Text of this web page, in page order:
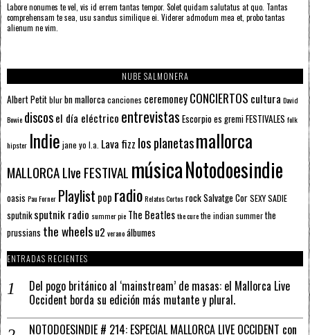
Labore nonumes te vel, vis id errem tantas tempor. Solet quidam salutatus at quo. Tantas
comprehensam te sea, usu sanctus similique ei. Viderer admodum mea et, probo tantas
alienum ne vim.
NUBE SALMONERA
Albert Petitblurbn mallorcacanciones ceremoneyCONCIERTOS cultura David
Bowie discosel día eléctrico entrevistas Escorpioes gremiFESTIVALES folk
hipster Indie jane yo l.a. Lava fizz los planetasmallorca
MALLORCA LIve FESTIVAL músicaNotodoesindie
oasis Pau Forner Playlist pop radioRelatos CortosrockSalvatge CorSEXY SADIE
sputnik sputnik radio summer pie The Beatlesthe curethe indian summerthe
prussians the wheelsu2 veranoálbumes
ENTRADAS RECIENTES
Del pogo británico al ‘mainstream’ de masas: el Mallorca Live
Occident borda su edición más mutante y plural.
NOTODOESINDIE # 214: ESPECIAL MALLORCA LIVE OCCIDENT con